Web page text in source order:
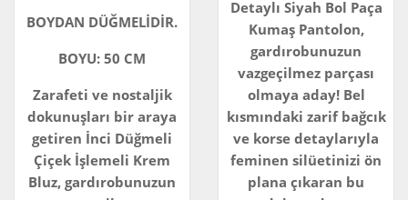
BOYDAN DÜĞMELİDİR.
BOYU: 50 CM
Zarafeti ve nostaljik
dokunuşları bir araya
getiren İnci Düğmeli
Çiçek İşlemeli Krem
Bluz, gardırobunuzun
Detaylı Siyah Bol Paça
Kumaş Pantolon,
gardırobunuzun
vazgeçilmez parçası
olmaya aday! Bel
kısmındaki zarif bağcık
ve korse detaylarıyla
feminen silüetinizi ön
plana çıkaran bu